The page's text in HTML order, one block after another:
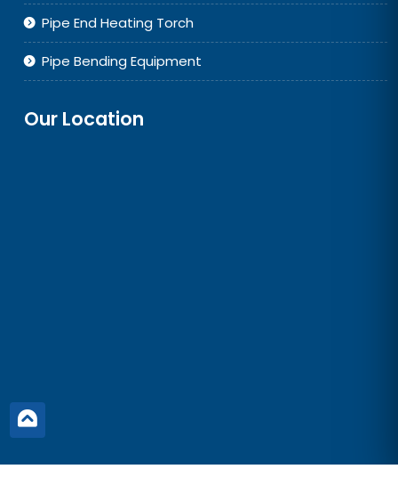
Pipe End Heating Torch
Pipe Bending Equipment
Our Location